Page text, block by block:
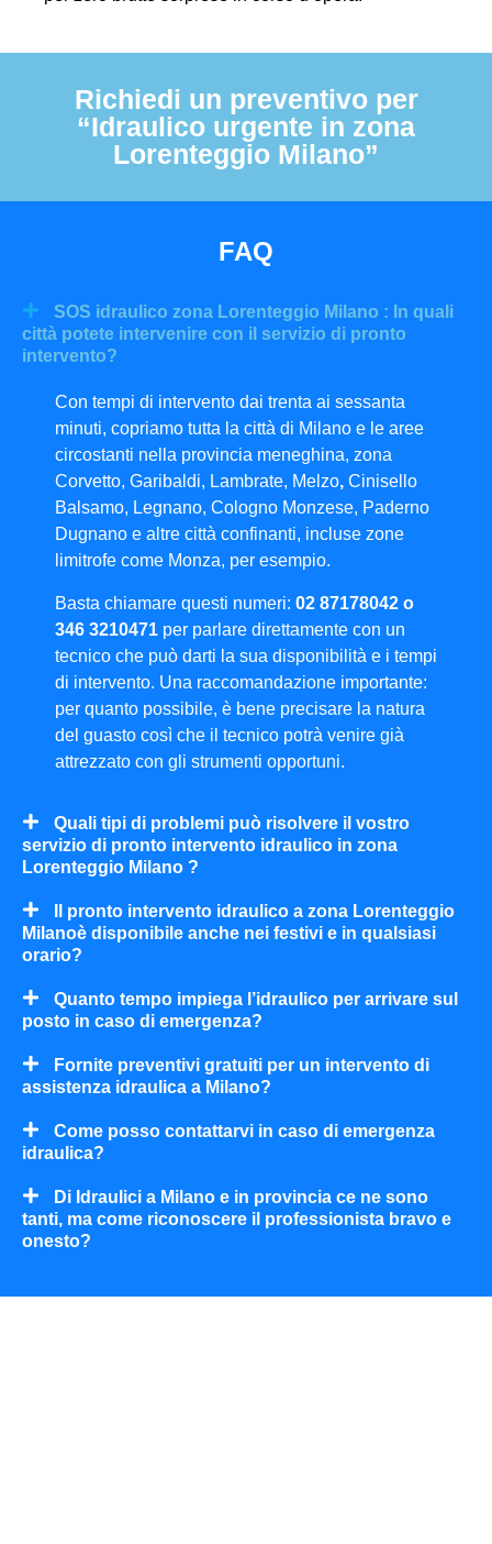
Richiedi un preventivo per
“Idraulico urgente in zona
Lorenteggio Milano”
FAQ
SOS idraulico zona Lorenteggio Milano : In quali
città potete intervenire con il servizio di pronto
intervento?
Con tempi di intervento dai trenta ai sessanta
minuti, copriamo tutta la città di Milano e le aree
circostanti nella provincia meneghina, zona
Corvetto, Garibaldi, Lambrate, Melzo, Cinisello
Balsamo, Legnano, Cologno Monzese, Paderno
Dugnano e altre città confinanti, incluse zone
limitrofe come Monza, per esempio.
Basta chiamare questi numeri: 02 87178042 o
346 3210471 per parlare direttamente con un
tecnico che può darti la sua disponibilità e i tempi
di intervento. Una raccomandazione importante:
per quanto possibile, è bene precisare la natura
del guasto così che il tecnico potrà venire già
attrezzato con gli strumenti opportuni.
Quali tipi di problemi può risolvere il vostro
servizio di pronto intervento idraulico in zona
Lorenteggio Milano ?
Il pronto intervento idraulico a zona Lorenteggio
Milanoè disponibile anche nei festivi e in qualsiasi
orario?
Quanto tempo impiega l’idraulico per arrivare sul
posto in caso di emergenza?
Fornite preventivi gratuiti per un intervento di
assistenza idraulica a Milano?
Come posso contattarvi in caso di emergenza
idraulica?
Di Idraulici a Milano e in provincia ce ne sono
tanti, ma come riconoscere il professionista bravo e
onesto?